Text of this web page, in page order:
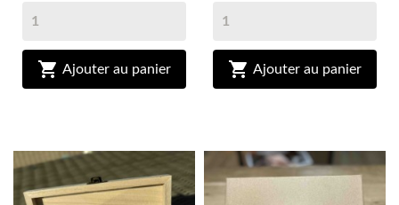
 Ajouter au panier  Ajouter au panier